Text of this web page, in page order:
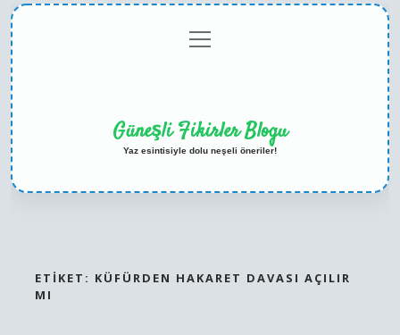
menüyü
aç
Güneşli Fikirler Blogu
Yaz esintisiyle dolu neşeli öneriler!
ETIKET: KÜFÜRDEN HAKARET DAVASI AÇILIR
MI